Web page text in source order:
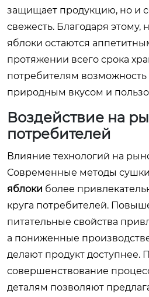
защищает продукцию, но и
свежесть. Благодаря этому,
яблоки остаются
протяжении всего срока
потребителям возможность
природным вкусом и
Воздействие на
потребителей
Влияние технологий на
Современные методы
яблоки более
круга потребителей.
питательные свойства
а пониженные
делают продукт доступнее.
совершенствование
деталям позволяют